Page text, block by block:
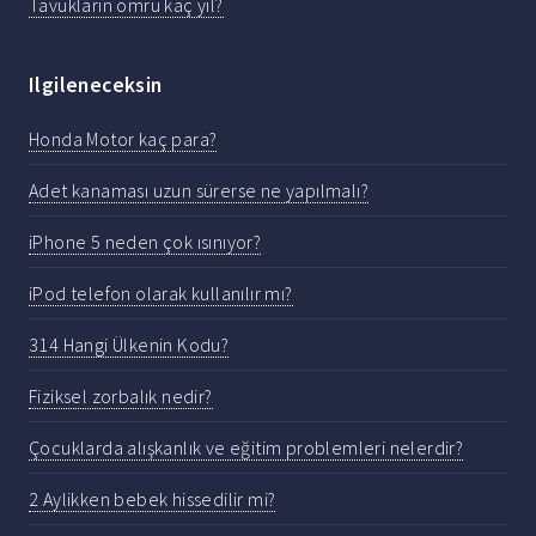
Ilgileneceksin
Honda Motor kaç para?
Adet kanaması uzun sürerse ne yapılmalı?
iPhone 5 neden çok ısınıyor?
iPod telefon olarak kullanılır mı?
314 Hangi Ülkenin Kodu?
Fiziksel zorbalık nedir?
Çocuklarda alışkanlık ve eğitim problemleri nelerdir?
2 Aylikken bebek hissedilir mi?